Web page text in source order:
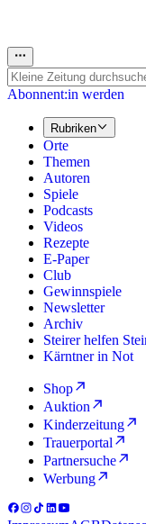
Abonnent:in werden
Rubriken
Orte
Themen
Autoren
Spiele
Podcasts
Videos
Rezepte
E-Paper
Club
Gewinnspiele
Newsletter
Archiv
Steirer helfen
Kärntner in Not
Shop
Auktion
Kinderzeitung
Trauerportal
Partnersuche
Werbung